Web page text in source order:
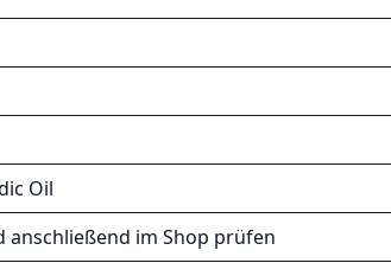
Oil
im Shop prüfen